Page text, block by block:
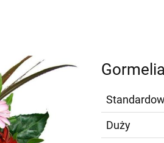
Gormelia
Duży